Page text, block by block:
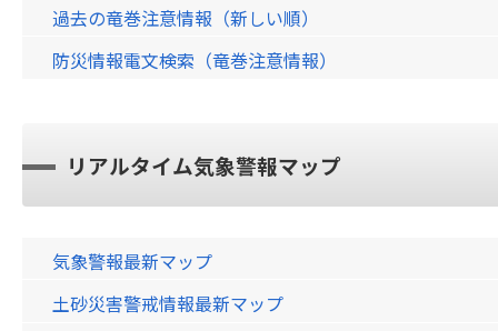
過去の竜巻注意情報（新しい順）
防災情報電文検索（竜巻注意情報）
リアルタイム気象警報マップ
気象警報最新マップ
土砂災害警戒情報最新マップ